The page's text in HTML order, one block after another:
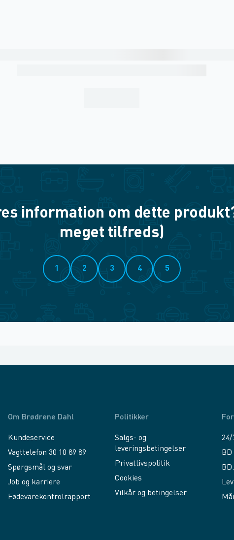
information om dette
meget tilfreds)
1 2 3 4 5
Om Brødrene Dahl
Kundeservice
Vagttelefon 30 10 89 89
Spørgsmål og svar
Job og karriere
Fødevarekontrolrapport
Politikker
Salgs- og
leveringsbetingelser
Privatlivspolitik
Cookies
Vilkår og betingelser
24/